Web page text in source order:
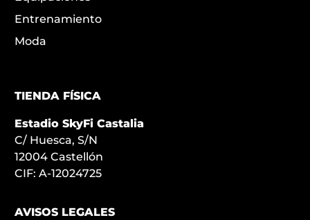
Entrenamiento
Moda
TIENDA FÍSICA
Estadio SkyFi Castalia
C/ Huesca, S/N
12004 Castellón
CIF: A-12024725
AVISOS LEGALES